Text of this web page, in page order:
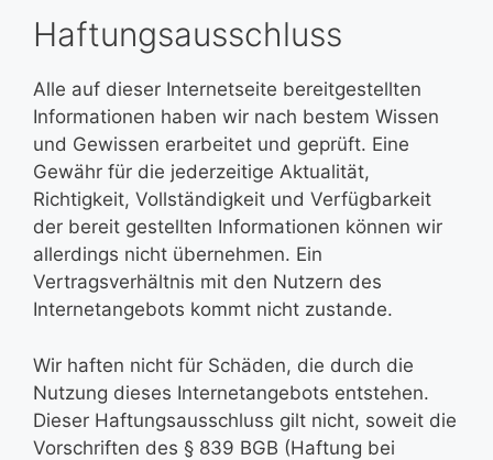
Haftungsausschluss
Alle auf dieser Internetseite bereitgestellten
Informationen haben wir nach bestem Wissen
und Gewissen erarbeitet und geprüft. Eine
Gewähr für die jederzeitige Aktualität,
Richtigkeit, Vollständigkeit und Verfügbarkeit
der bereit gestellten Informationen können wir
allerdings nicht übernehmen. Ein
Vertragsverhältnis mit den Nutzern des
Internetangebots kommt nicht zustande.
Wir haften nicht für Schäden, die durch die
Nutzung dieses Internetangebots entstehen.
Dieser Haftungsausschluss gilt nicht, soweit die
Vorschriften des § 839 BGB (Haftung bei